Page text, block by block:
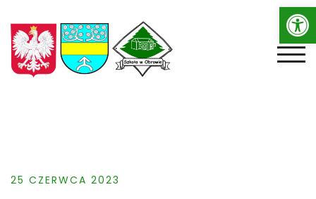
to
content
25 CZERWCA 2023